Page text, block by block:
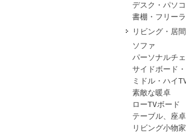
デスク・パソ
書棚・フリー
リビング・居間
ソファ
パーソナルチ
サイドボード
ミドル・ハイ
素敵な暖卓
ローTVボード
テーブル、座卓
リビング小物